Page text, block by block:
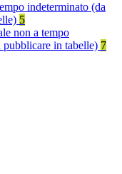
indeterminato (da
5
non a tempo
pubblicare in tabelle) 7